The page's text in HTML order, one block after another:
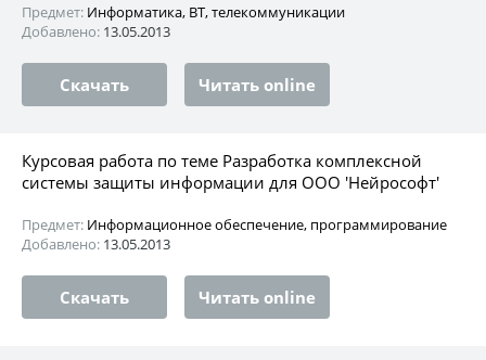
Предмет: Информатика, ВТ, телекоммуникации
Добавлено: 13.05.2013
Скачать Читать online
Курсовая работа по теме Разработка комплексной
системы защиты информации для ООО 'Нейрософт'
Предмет: Информационное обеспечение, программирование
Добавлено: 13.05.2013
Скачать Читать online